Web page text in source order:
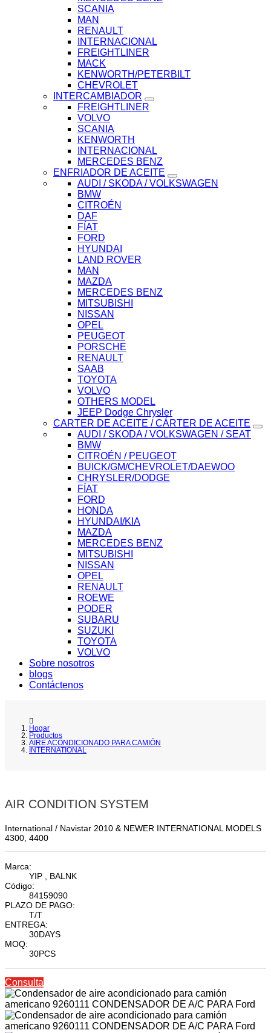
SCANIA
MAN
RENAULT
INTERNACIONAL
FREIGHTLINER
MACK
KENWORTH/PETERBILT
CHEVROLET
INTERCAMBIADOR
FREIGHTLINER
VOLVO
SCANIA
KENWORTH
INTERNACIONAL
MERCEDES BENZ
ENFRIADOR DE ACEITE
AUDI / SKODA / VOLKSWAGEN
BMW
CITROÉN
DAF
FÍAT
FORD
HYUNDAI
LAND ROVER
MAN
MAZDA
MERCEDES BENZ
MITSUBISHI
NISSAN
OPEL
PEUGEOT
PORSCHE
RENAULT
SAAB
TOYOTA
VOLVO
OTHERS MODEL
JEEP Dodge Chrysler
CARTER DE ACEITE / CÁRTER DE ACEITE
AUDI / SKODA / VOLKSWAGEN / SEAT
BMW
CITROÉN / PEUGEOT
BUICK/GM/CHEVROLET/DAEWOO
CHRYSLER/DODGE
FÍAT
FORD
HONDA
HYUNDAI/KIA
MAZDA
MERCEDES BENZ
MITSUBISHI
NISSAN
OPEL
RENAULT
ROEWE
PODER
SUBARU
SUZUKI
TOYOTA
VOLVO
Sobre nosotros
blogs
Contáctenos
Hogar
Productos
AIRE ACONDICIONADO PARA CAMIÓN
INTERNATIONAL
AIR CONDITION SYSTEM
International / Navistar 2010 & NEWER INTERNATIONAL MODELS
4300, 4400
Marca:
YIP , BALNK
Código:
84159090
PLAZO DE PAGO:
T/T
ENTREGA:
30DAYS
MOQ:
30PCS
Consulta